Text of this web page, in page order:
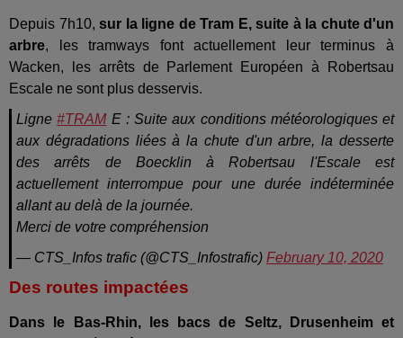
Depuis 7h10, sur la ligne de Tram E, suite à la chute d'un
arbre, les tramways font actuellement leur terminus à
Wacken, les arrêts de Parlement Européen à Robertsau
Escale ne sont plus desservis.
Ligne#TRAME : Suite aux conditions météorologiques et
aux dégradations liées à la chute d'un arbre, la desserte
des arrêts de Boecklin à Robertsau l'Escale est
actuellement interrompue pour une durée indéterminée
allant au delà de la journée.
Merci de votre compréhension
— CTS_Infos trafic (@CTS_Infostrafic) February 10, 2020
Des routes impactées
Dans le Bas-Rhin, les bacs de Seltz, Drusenheim et